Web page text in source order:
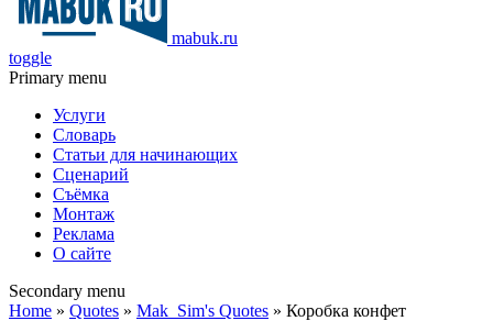
mabuk.ru
toggle
Primary menu
Услуги
Словарь
Статьи для начинающих
Сценарий
Съёмка
Монтаж
Реклама
О сайте
Secondary menu
Home » Quotes » Mak_Sim's Quotes » Коробка конфет